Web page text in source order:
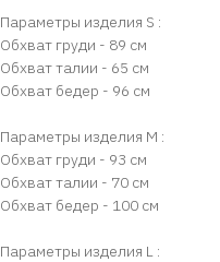
Параметры изделия S :
Обхват груди - 89 см
Обхват талии - 65 см
Обхват бедер - 96 см
Параметры изделия М :
Обхват груди - 93 см
Обхват талии - 70 см
Обхват бедер - 100 см
Параметры изделия L :